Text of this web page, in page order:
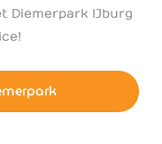
Diemerpark IJburg